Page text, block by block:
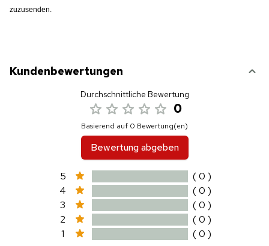
zuzusenden.
Kundenbewertungen
Durchschnittliche Bewertung
0
Basierend auf 0 Bewertung(en)
Bewertung abgeben
5
( 0 )
4
( 0 )
3
( 0 )
2
( 0 )
1
( 0 )